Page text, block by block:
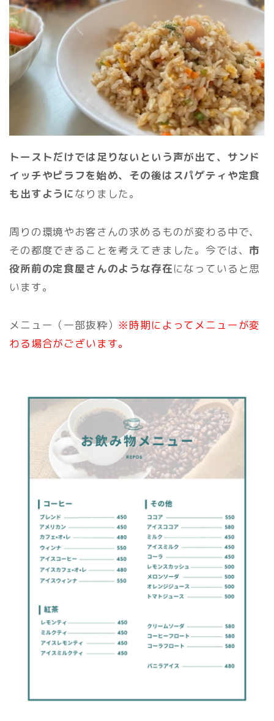
トーストだけでは足りないという声が出て、サンド
イッチやピラフを始め、その後はスパゲティや定食
も出すようになりました。
周りの環境やお客さんの求めるものが変わる中で、
その都度できることを考えてきました。今では、 市
役所前の定食屋さんのような存在になっていると思
います。
メニュー（一部抜粋） ※時期によってメニューが変
わる場合がございます。